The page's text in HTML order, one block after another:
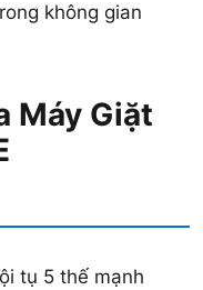
không gian
Máy Giặt
tụ 5 thế mạnh